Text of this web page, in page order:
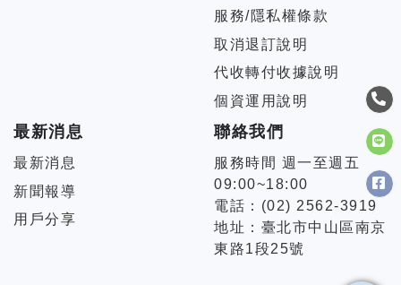
服務/隱私權條款
取消退訂說明
代收轉付收據說明
個資運用說明
最新消息
最新消息
新聞報導
用戶分享
聯絡我們
服務時間 週一至週五
09:00~18:00
電話：(02) 2562-3919
地址：臺北市中山區南京
東路1段25號